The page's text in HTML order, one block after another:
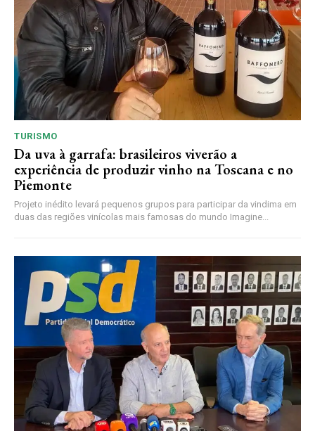
TURISMO
Da uva à garrafa: brasileiros viverão a
experiência de produzir vinho na Toscana e no
Piemonte
Projeto inédito levará pequenos grupos para participar da vindima em
duas das regiões vinícolas mais famosas do mundo Imagine...